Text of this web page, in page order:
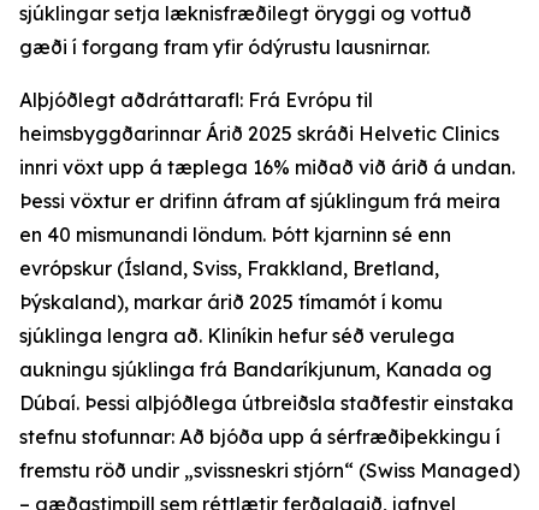
sjúklingar setja læknisfræðilegt öryggi og vottuð
gæði í forgang fram yfir ódýrustu lausnirnar.
Alþjóðlegt aðdráttarafl: Frá Evrópu til
heimsbyggðarinnar Árið 2025 skráði Helvetic Clinics
innri vöxt upp á tæplega 16% miðað við árið á undan.
Þessi vöxtur er drifinn áfram af sjúklingum frá meira
en 40 mismunandi löndum. Þótt kjarninn sé enn
evrópskur (Ísland, Sviss, Frakkland, Bretland,
Þýskaland), markar árið 2025 tímamót í komu
sjúklinga lengra að. Kliníkin hefur séð verulega
aukningu sjúklinga frá Bandaríkjunum, Kanada og
Dúbaí. Þessi alþjóðlega útbreiðsla staðfestir einstaka
stefnu stofunnar: Að bjóða upp á sérfræðiþekkingu í
fremstu röð undir „svissneskri stjórn“ (Swiss Managed)
– gæðastimpill sem réttlætir ferðalagið, jafnvel